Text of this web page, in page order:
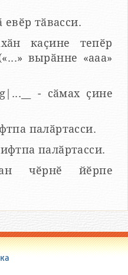
евӗр тӑвасси.
каҫине тепӗр
вырӑнне «ааа»
- сӑмах ҫине
палӑртасси.
палӑртасси.
чӗрнӗ йӗрпе